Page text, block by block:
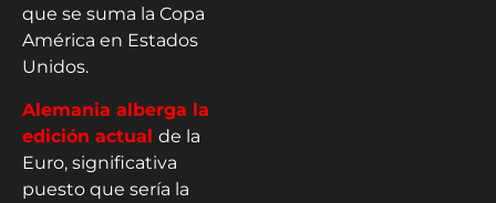
que se suma la Copa
América en Estados
Unidos.
Alemania alberga la
edición actual de la
Euro, significativa
puesto que sería la